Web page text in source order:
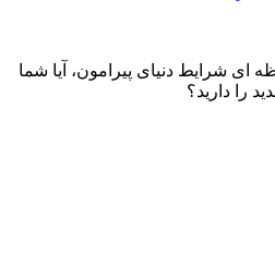
ای شرایط دنیای پیرامون، آیا شما
را دارید؟